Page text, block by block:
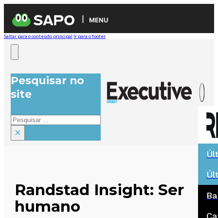
MENU
Saltar para o conteúdo principal Ir para o footer
Pesquisar no
site
Pesquisar
×
Randstad Insight: Ser
humano